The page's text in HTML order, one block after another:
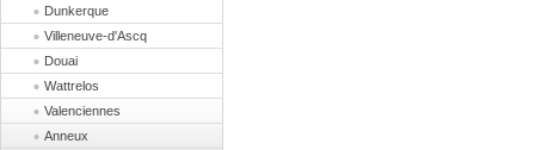
Dunkerque
Villeneuve-d'Ascq
Douai
Wattrelos
Valenciennes
Anneux